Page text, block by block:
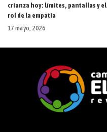
crianza hoy: límites, pantallas y el
rol de la empatía
17 mayo, 2026